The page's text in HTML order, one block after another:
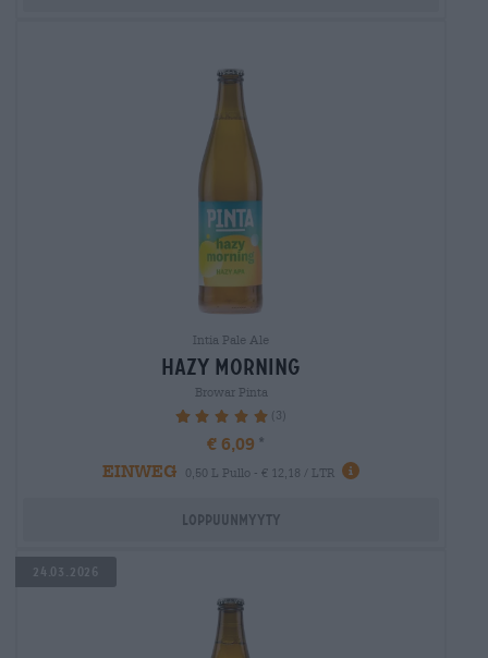
Intia Pale Ale
hazy morning
Browar Pinta
100% (3)
€ 6,09
EINWEG
0,50 L Pullo - € 12,18 / LTR
Loppuunmyyty
24.03.2026